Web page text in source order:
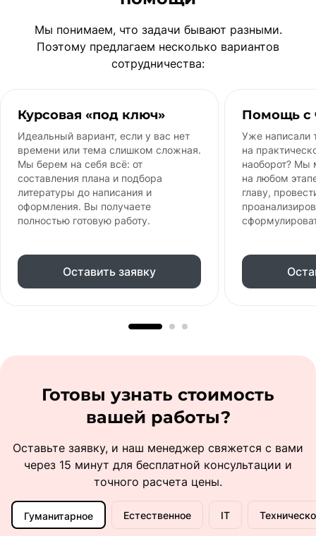
Мы понимаем, что задачи бывают разными.
Поэтому предлагаем несколько вариантов
сотрудничества:
Курсовая «под ключ»
Идеальный вариант, если у вас нет
времени или тема слишком сложная.
Мы берем на себя всё: от
составления плана и подбора
литературы до написания и
оформления. Вы получаете
полностью готовую работу.
Оставить заявку
Помощь с
Уже написали
на
наоборот? Мы
на любом
главу,
Готовы узнать стоимость
вашей работы?
Оставьте заявку, и наш менеджер свяжется с вами
через 15 минут для бесплатной консультации и
точного расчета цены.
Гуманитарное Естественное IT